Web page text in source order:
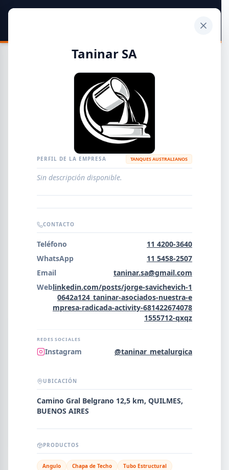
Guía de Empresas Metalúrgicas y Siderúrgicas
METALÚRGICAS
EMPRESAS AGREGAR EMPRESA
Error al cargar empresas.
PROVINCIA
Taninar SA
PERFIL DE LA EMPRESA TANQUES AUSTRALIANOS
Sin descripción disponible.
CONTACTO
Teléfono
11 4200-3640
WhatsApp
11 5458-2507
Email
taninar.sa@gmail.com
Weblinkedin.com/posts/jorge-savichevich-1
0642a124_taninar-asociados-nuestra-e
mpresa-radicada-activity-681422674078
1555712-qxqz
REDES SOCIALES
Instagram @taninar_metalurgica
UBICACIÓN
Camino Gral Belgrano 12,5 km, QUILMES,
BUENOS AIRES
PRODUCTOS
Angulo Chapa de Techo Tubo Estructural